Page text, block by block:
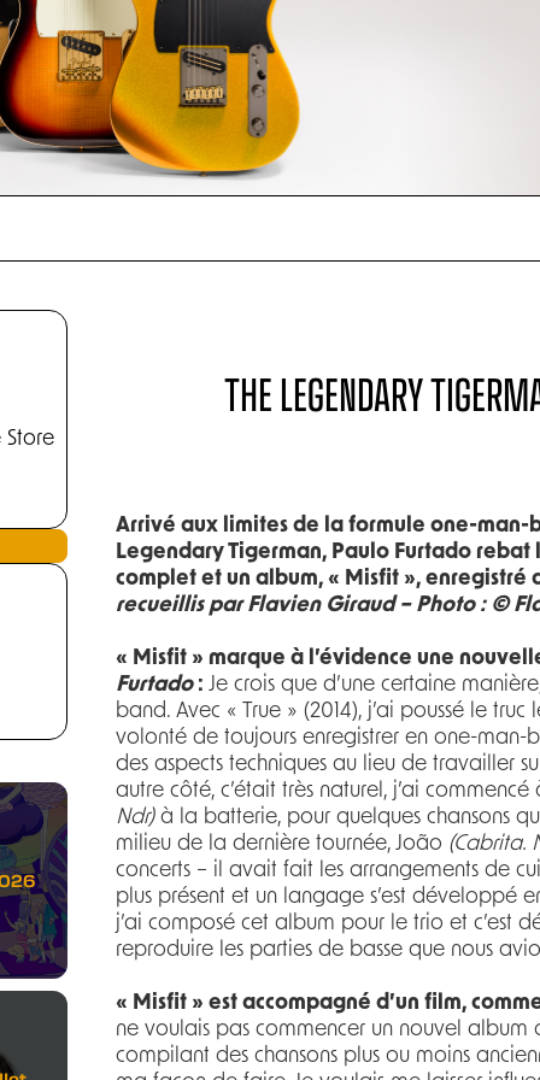
THE LEGENDARY
Arrivé aux limites de la formule one-man-
Legendary Tigerman, Paulo Furtado rebat
complet et un album, « Misfit », enregistré
recueillis par Flavien Giraud – Photo : ©
« Misfit » marque à l’évidence une
Furtado: Je crois que d’une certaine
band. Avec « True » (2014), j’ai poussé le
volonté de toujours enregistrer en one-man-
des aspects techniques au lieu de travailler
autre côté, c’était très naturel, j’ai
Ndr) à la batterie, pour quelques chansons
milieu de la dernière tournée, João (Cabrita.
concerts – il avait fait les arrangements de
plus présent et un langage s’est développé
j’ai composé cet album pour le trio et c’est
reproduire les parties de basse que nous
« Misfit » est accompagné d’un film,
ne voulais pas commencer un nouvel
compilant des chansons plus ou moins